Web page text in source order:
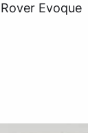
Evoque